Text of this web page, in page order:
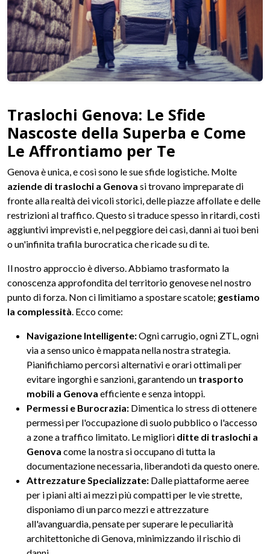
Traslochi Genova: Le Sfide
Nascoste della Superba e Come
Le Affrontiamo per Te
Genova è unica, e così sono le sue sfide logistiche. Molte
aziende di traslochi a Genova si trovano impreparate di
fronte alla realtà dei vicoli storici, delle piazze affollate e delle
restrizioni al traffico. Questo si traduce spesso in ritardi, costi
aggiuntivi imprevisti e, nel peggiore dei casi, danni ai tuoi beni
o un'infinita trafila burocratica che ricade su di te.
Il nostro approccio è diverso. Abbiamo trasformato la
conoscenza approfondita del territorio genovese nel nostro
punto di forza. Non ci limitiamo a spostare scatole; gestiamo
la complessità. Ecco come:
Navigazione Intelligente:Ogni carrugio, ogni ZTL, ogni
via a senso unico è mappata nella nostra strategia.
Pianifichiamo percorsi alternativi e orari ottimali per
evitare ingorghi e sanzioni, garantendo un trasporto
mobili a Genova efficiente e senza intoppi.
Permessi e Burocrazia: Dimentica lo stress di ottenere
permessi per l'occupazione di suolo pubblico o l'accesso
a zone a traffico limitato. Le migliori ditte di traslochi a
Genova come la nostra si occupano di tutta la
documentazione necessaria, liberandoti da questo onere.
Attrezzature Specializzate: Dalle piattaforme aeree
per i piani alti ai mezzi più compatti per le vie strette,
disponiamo di un parco mezzi e attrezzature
all'avanguardia, pensate per superare le peculiarità
architettoniche di Genova, minimizzando il rischio di